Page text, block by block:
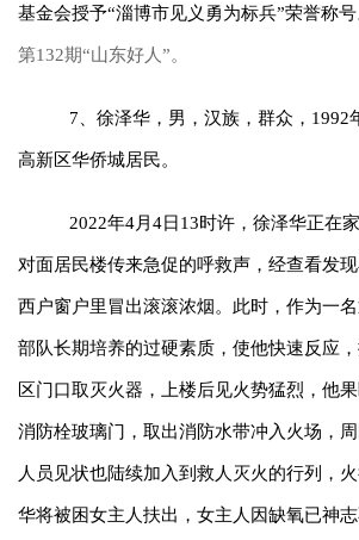
基金会授予“淄博市见义勇为标兵”荣誉称号
第132期“山东好人”。
7、徐泽华，男，汉族，群众，1992
高新区华侨城居民。
2022年4月4日13时许，徐泽华正在
对面居民楼传来急促的呼救声，经查看发
西户窗户里冒出滚滚浓烟。此时，作为一名
部队长期培养的过硬素质，使他快速反应
区门口取灭火器，上楼后见火势猛烈，他
消防栓玻璃门，取出消防水带冲入火场，
人员见状也陆续加入到救人灭火的行列，
华将被困女主人扶出，女主人因缺氧已神